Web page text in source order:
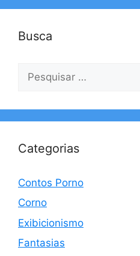
Busca
por:
Categorias
Contos Porno
Corno
Exibicionismo
Fantasias